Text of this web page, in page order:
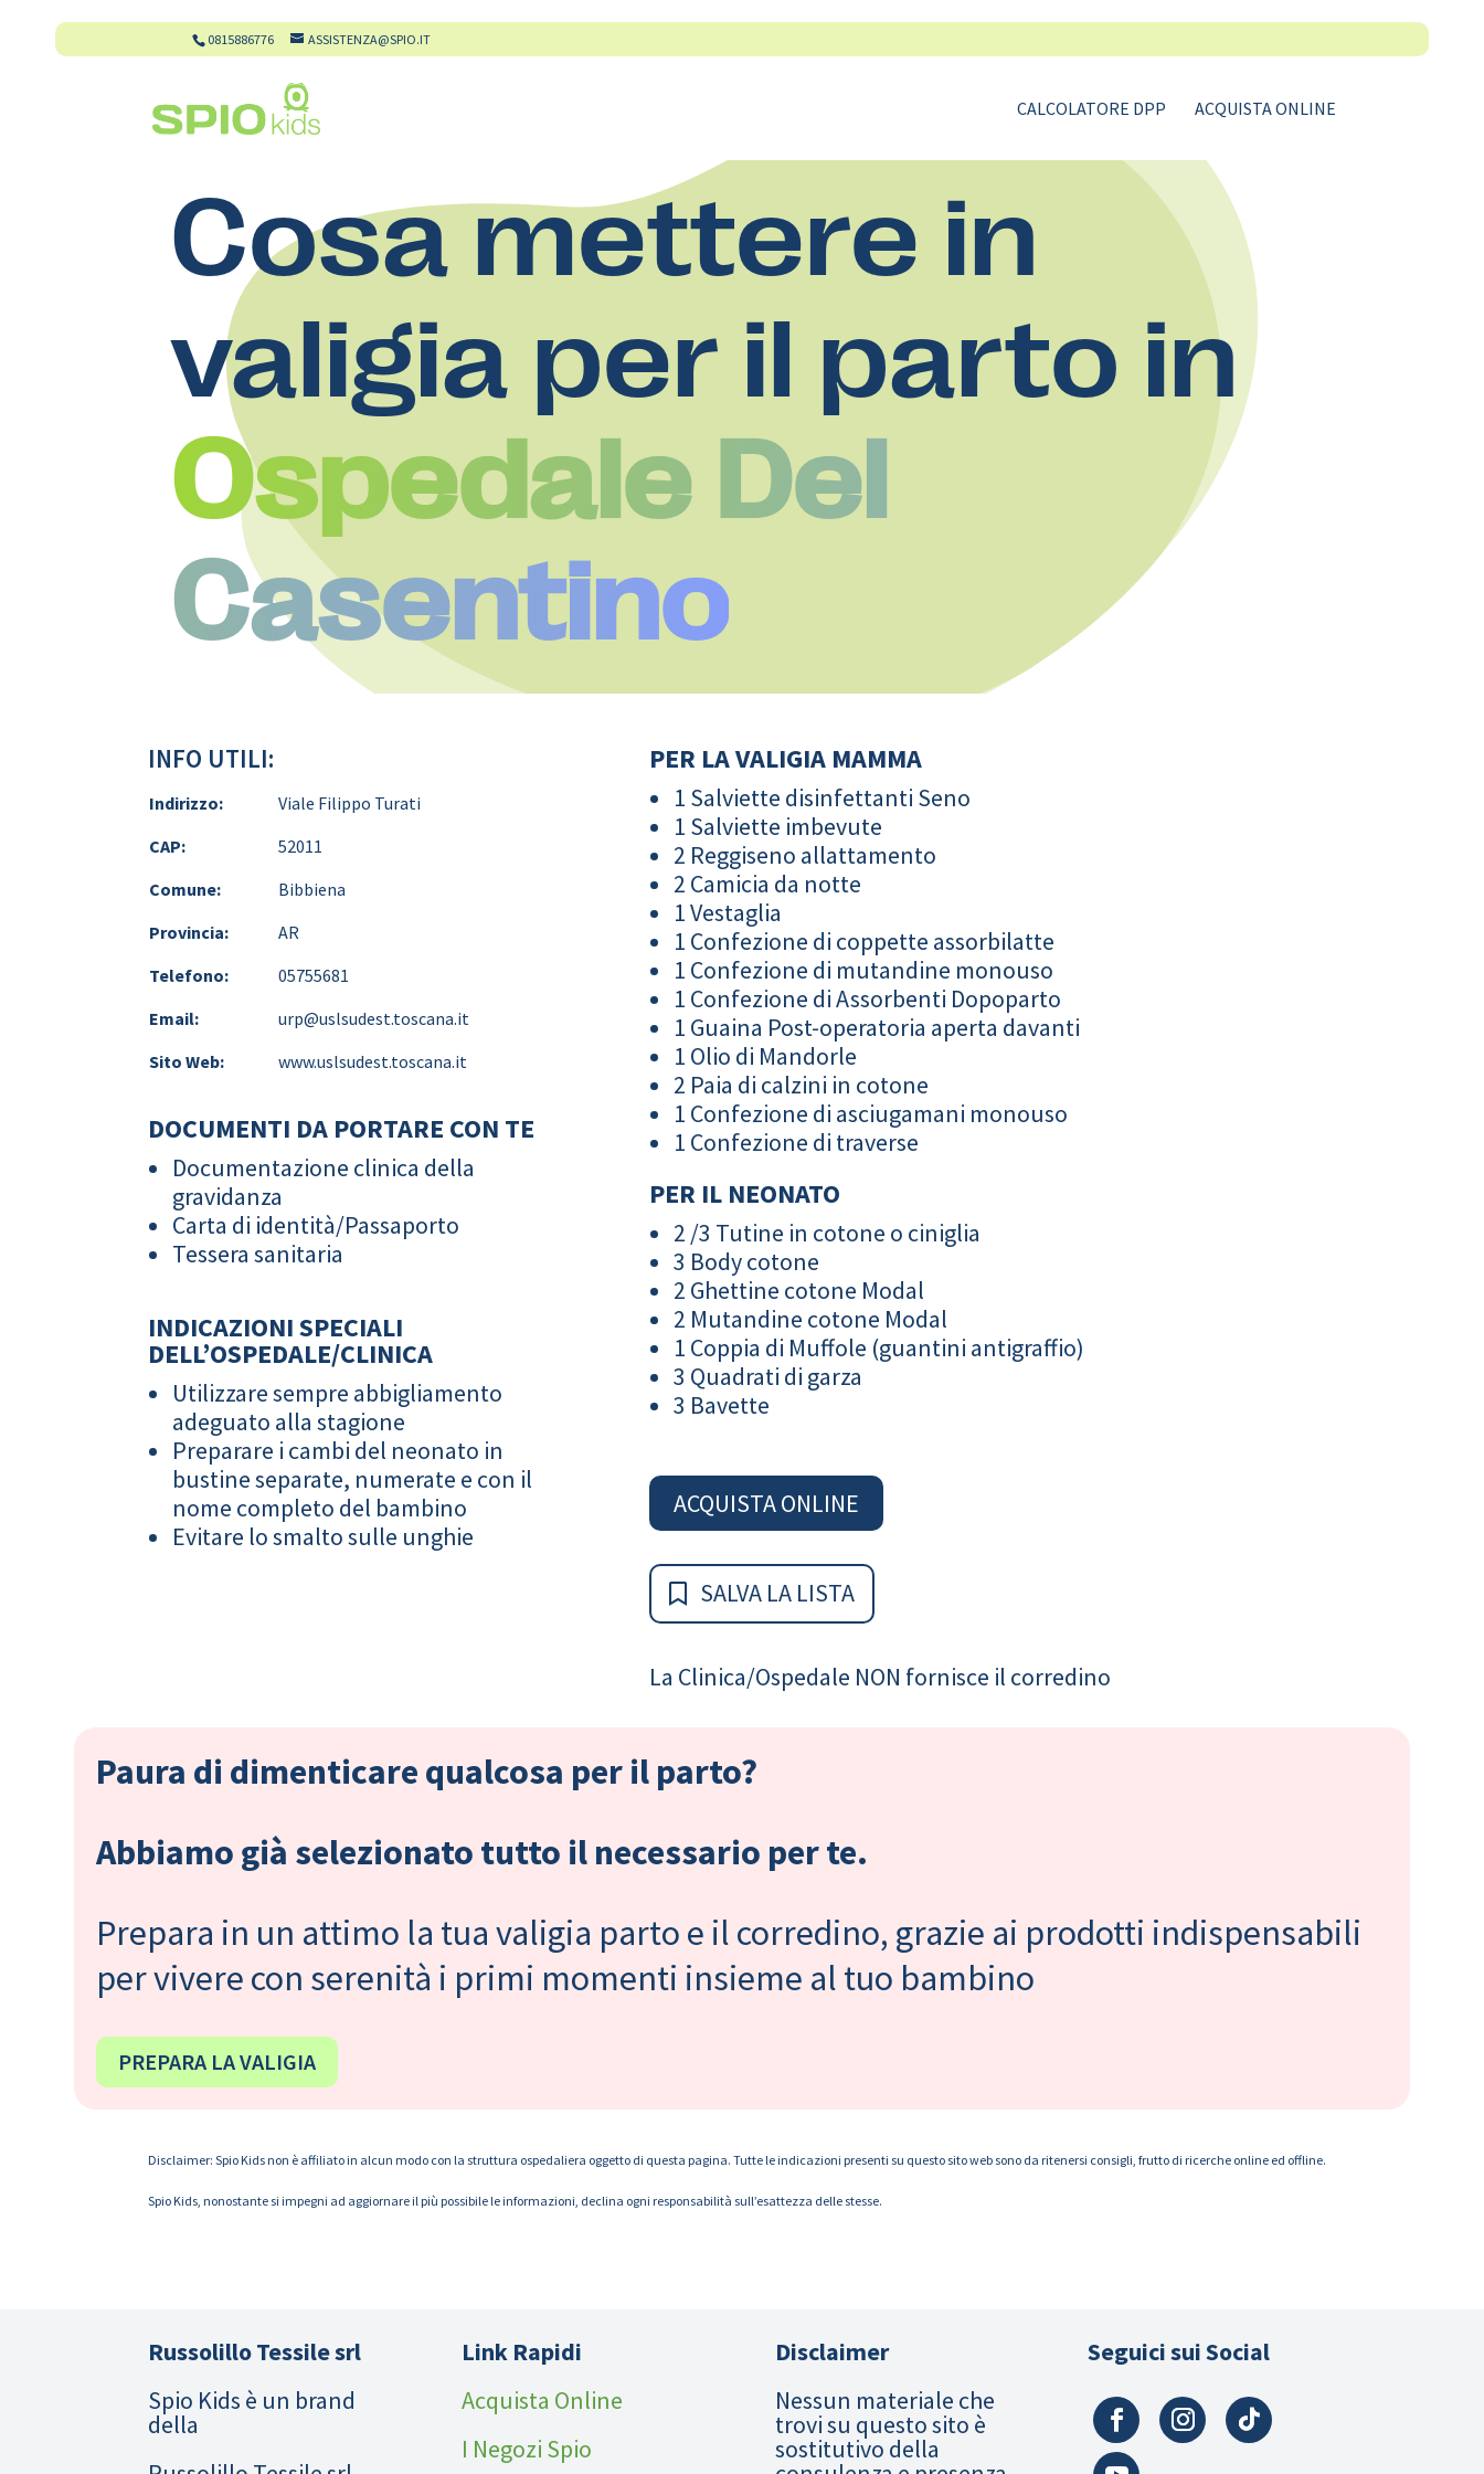
0815886776 ASSISTENZA@SPIO.IT
CALCOLATORE DPP ACQUISTA ONLINE
Cosa mettere in
valigia per il parto in
Ospedale Del
Casentino
INFO UTILI:
Indirizzo:
Viale Filippo Turati
CAP:
52011
Comune:
Bibbiena
Provincia:
AR
Telefono:
05755681
Email:
urp@uslsudest.toscana.it
Sito Web:
www.uslsudest.toscana.it
DOCUMENTI DA PORTARE CON TE
Documentazione clinica della
gravidanza
Carta di identità/Passaporto
Tessera sanitaria
INDICAZIONI SPECIALI
DELL’OSPEDALE/CLINICA
Utilizzare sempre abbigliamento
adeguato alla stagione
Preparare i cambi del neonato in
bustine separate, numerate e con il
nome completo del bambino
Evitare lo smalto sulle unghie
PER LA VALIGIA MAMMA
1 Salviette disinfettanti Seno
1 Salviette imbevute
2 Reggiseno allattamento
2 Camicia da notte
1 Vestaglia
1 Confezione di coppette assorbilatte
1 Confezione di mutandine monouso
1 Confezione di Assorbenti Dopoparto
1 Guaina Post-operatoria aperta davanti
1 Olio di Mandorle
2 Paia di calzini in cotone
1 Confezione di asciugamani monouso
1 Confezione di traverse
PER IL NEONATO
2 /3 Tutine in cotone o ciniglia
3 Body cotone
2 Ghettine cotone Modal
2 Mutandine cotone Modal
1 Coppia di Muffole (guantini antigraffio)
3 Quadrati di garza
3 Bavette
ACQUISTA ONLINE
SALVA LA LISTA
La Clinica/Ospedale NON fornisce il corredino
Paura di dimenticare qualcosa per il parto?
Abbiamo già selezionato tutto il necessario per te.
Prepara in un attimo la tua valigia parto e il corredino, grazie ai prodotti indispensabili
per vivere con serenità i primi momenti insieme al tuo bambino
PREPARA LA VALIGIA
Disclaimer: Spio Kids non è affiliato in alcun modo con la struttura ospedaliera oggetto di questa pagina. Tutte le indicazioni presenti su questo sito web sono da ritenersi consigli, frutto di ricerche online ed offline.
Spio Kids, nonostante si impegni ad aggiornare il più possibile le informazioni, declina ogni responsabilità sull’esattezza delle stesse.
Russolillo Tessile srl
Spio Kids è un brand
della
Link Rapidi
Acquista Online
I Negozi Spio
Disclaimer
Nessun materiale che
trovi su questo sito è
sostitutivo della
Seguici sui Social